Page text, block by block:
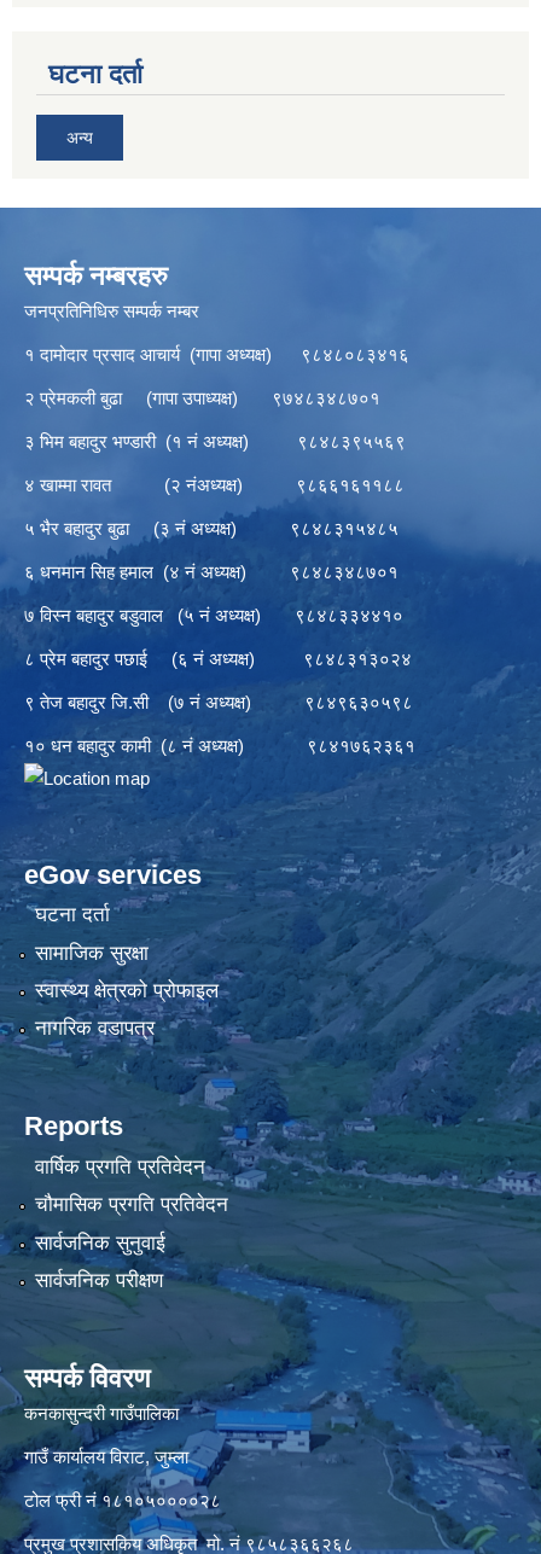
घटना दर्ता
अन्य
सम्पर्क नम्बरहरु
जनप्रतिनिधिरु सम्पर्क नम्बर
१ दामोदार प्रसाद आचार्य (गापा अध्यक्ष) ९८४८०८३४१६
२ प्रेमकली बुढा (गापा उपाध्यक्ष) ९७४८३४८७०१
३ भिम बहादुर भण्डारी (१ नं अध्यक्ष) ९८४८३९५५६९
४ खाम्मा रावत (२ नंअध्यक्ष) ९८६६१६११८८
५ भैर बहादुर बुढा (३ नं अध्यक्ष) ९८४८३१५४८५
६ धनमान सिह हमाल (४ नं अध्यक्ष) ९८४८३४८७०१
७ विस्न बहादुर बडुवाल (५ नं अध्यक्ष) ९८४८३३४४१०
८ प्रेम बहादुर पछाई (६ नं अध्यक्ष) ९८४८३१३०२४
९ तेज बहादुर जि.सी (७ नं अध्यक्ष) ९८४९६३०५९८
१० धन बहादुर कामी (८ नं अध्यक्ष) ९८४१७६२३६१
eGov services
घटना दर्ता
सामाजिक सुरक्षा
स्वास्थ्य क्षेत्रको प्रोफाइल
नागरिक वडापत्र
Reports
वार्षिक प्रगति प्रतिवेदन
चौमासिक प्रगति प्रतिवेदन
सार्वजनिक सुनुवाई
सार्वजनिक परीक्षण
सम्पर्क विवरण
कनकासुन्दरी गाउँपालिका
गाउँ कार्यालय विराट, जुम्ला
टोल फ्री नं १८१०५००००२८
प्रमुख प्रशासकिय अधिकृत मो. नं ९८५८३६६२६८